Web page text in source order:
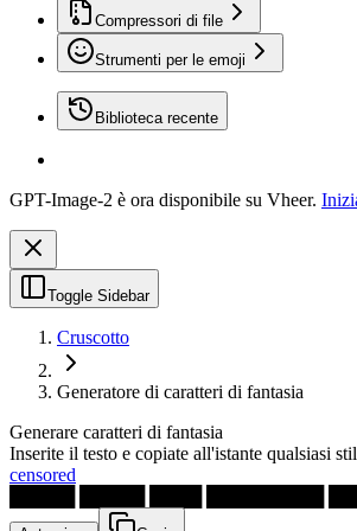
Compressori di file
Strumenti per le emoji
Biblioteca recente
GPT-Image-2 è ora disponibile su Vheer.
Toggle Sidebar
Cruscotto
Generatore di caratteri di fantasia
Generare caratteri di fantasia
Inserite il testo e copiate all'istante qualsiasi
censored